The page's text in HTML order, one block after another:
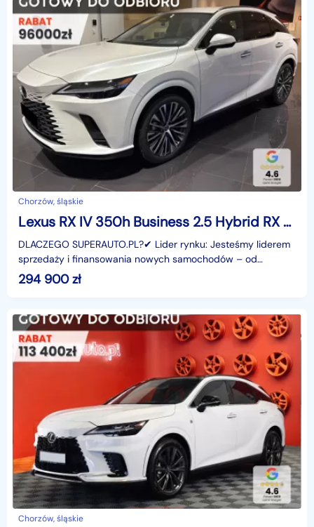
Chorzów, śląskie
Lexus RX IV 350h Business 2.5 Hybrid RX 350h Business 2.5 Hybrid | Kamera cofani
DLACZEGO SUPERAUTO.PL?✔ Lider rynku: Jesteśmy liderem
sprzedaży i finansowania nowych samochodów – od
osobowych, przez dostawcze, po segment premium.✔
Zaufanie
294 900zł
Chorzów, śląskie